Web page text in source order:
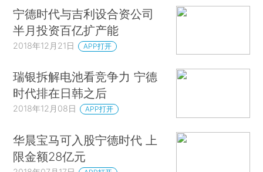
宁德时代与吉利设合资公司
半月投资百亿扩产能
2018年12月21日 APP打开
瑞银拆解电池看竞争力 宁德
时代排在日韩之后
2018年12月08日 APP打开
华晨宝马可入股宁德时代 上
限金额28亿元